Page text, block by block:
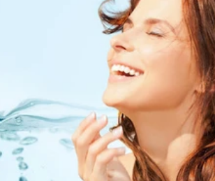
Bestsellery
Białko grochu
Odżywka Białkowa z Serwatki z mleka
krów karmionych trawą